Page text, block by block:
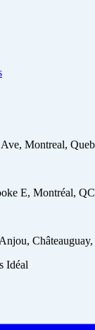
Montreal,
E, Montréal,
Idéal